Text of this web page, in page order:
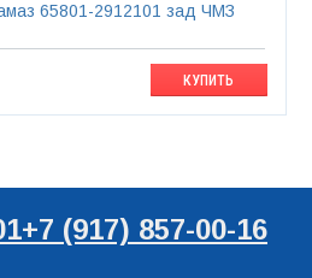
65801-2912101 зад ЧМЗ
КУПИТЬ
+7 (917) 857-00-16